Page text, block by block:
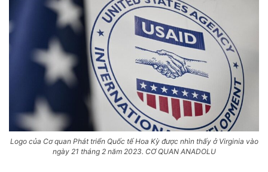
Logo của Cơ quan Phát triển Quốc tế Hoa Kỳ được nhìn thấy ở Virginia vào
ngày 21 tháng 2 năm 2023. CƠ QUAN ANADOLU